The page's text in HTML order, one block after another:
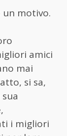
un motivo.
amici
mai
si sa,
i migliori